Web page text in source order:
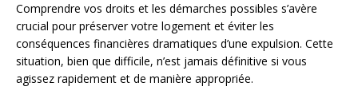
Comprendre vos droits et les démarches possibles s’avère
crucial pour préserver votre logement et éviter les
conséquences financières dramatiques d’une expulsion. Cette
situation, bien que difficile, n’est jamais définitive si vous
agissez rapidement et de manière appropriée.